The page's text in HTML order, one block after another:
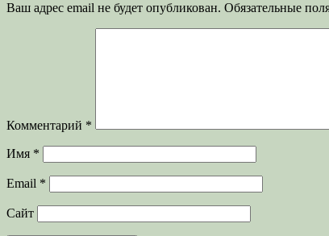
Ваш адрес email не будет опубликован. Обязательные
Комментарий *
Имя *
Email *
Сайт